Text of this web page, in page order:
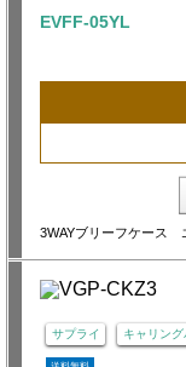
EVFF-05YL
3WAYブリーフケース
サプライ キャリング